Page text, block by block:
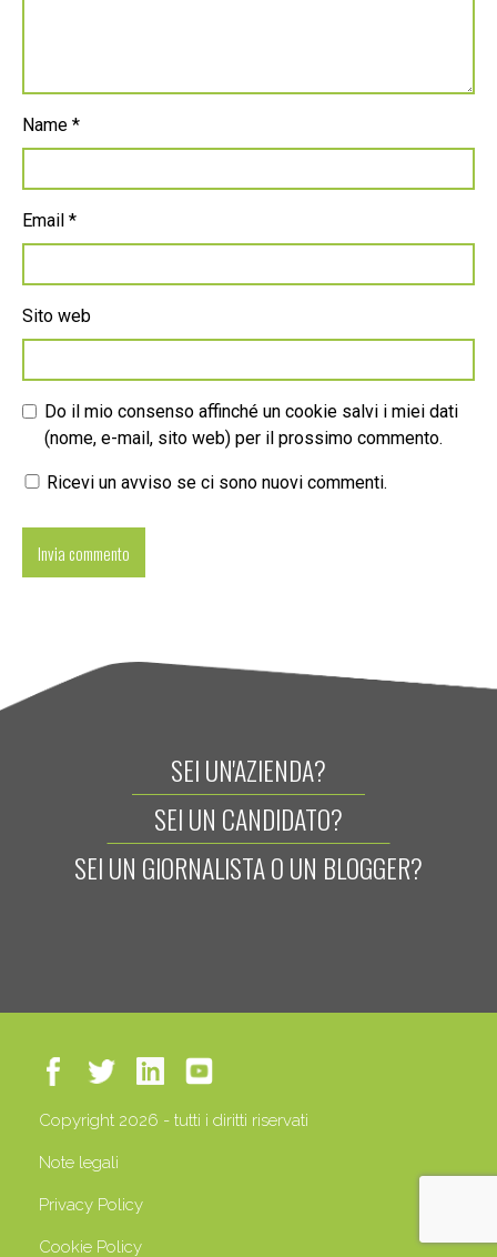
Name *
Email *
Sito web
Do il mio consenso affinché un cookie salvi i miei dati
(nome, e-mail, sito web) per il prossimo commento.
Ricevi un avviso se ci sono nuovi commenti.
SEI UN'AZIENDA?
SEI UN CANDIDATO?
SEI UN GIORNALISTA O UN BLOGGER?
Copyright 2026 - tutti i diritti riservati
Note legali
Privacy Policy
Cookie Policy